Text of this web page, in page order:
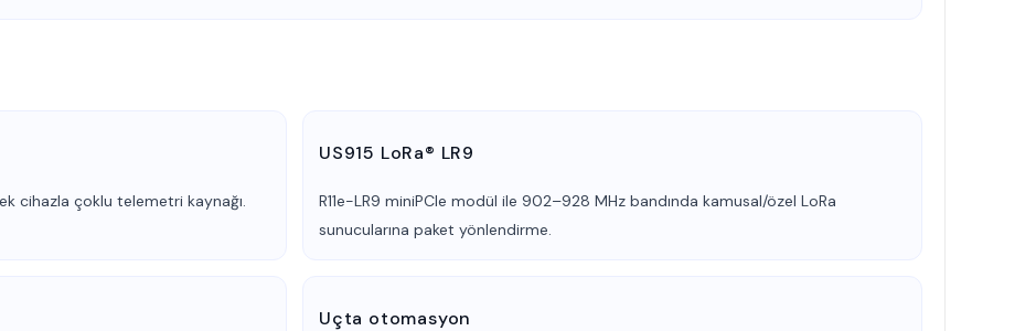
cihazla çoklu telemetri kaynağı.
US915 LoRa® LR9
R11e-LR9 miniPCIe modül ile 902–928 MHz bandında kamusal/özel LoRa
sunucularına paket yönlendirme.
Uçta otomasyon